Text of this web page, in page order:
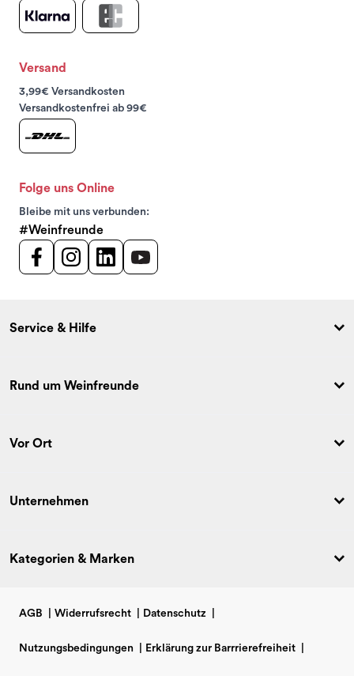
Versand
3,99€ Versandkosten
Versandkostenfrei ab 99€
Folge uns Online
Bleibe mit uns verbunden:
#Weinfreunde
Service & Hilfe
Rund um Weinfreunde
Vor Ort
Unternehmen
Kategorien & Marken
AGB Widerrufsrecht Datenschutz
Nutzungsbedingungen Erklärung zur Barrrierefreiheit